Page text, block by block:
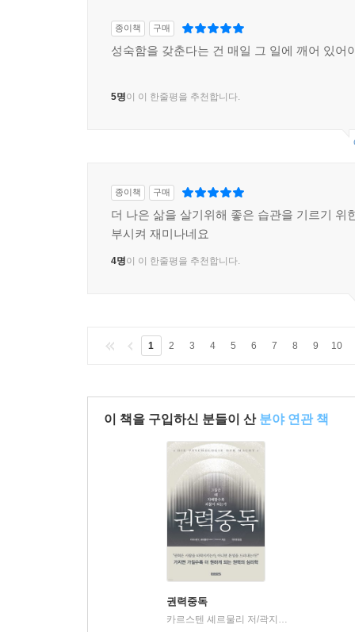
종이책 구매
성숙함을 갖춘다는 건 매일 그 일에 깨어 있어
5명이 이 한줄평을 추천합니다.
종이책 구매
더 나은 삶을 살기위해 좋은 습관을 기르기 위
부시켜 재미나네요
4명이 이 한줄평을 추천합니다.
1 2 3 4 5 6 7 8 9 10
이 책을 구입하신 분들이 산 분야 연관 책
권력중독
카르스텐 셰르물리 저/곽지원 역